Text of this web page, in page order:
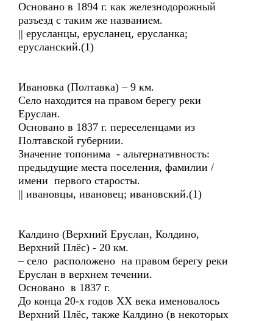
Основано в 1894 г. как железнодорожный
разъезд с таким же названием.
|| ерусланцы, ерусланец, ерусланка;
ерусланский.(1)
Ивановка (Полтавка) – 9 км.
Село находится на правом берегу реки
Еруслан.
Основано в 1837 г. переселенцами из
Полтавской губернии.
Значение топонима - альтернативность:
предыдущие места поселения, фамилии /
имени первого старосты.
|| ивановцы, ивановец; ивановский.(1)
Калдино (Верхний Еруслан, Колдино,
Верхний Плёс) - 20 км.
– село расположено на правом берегу реки
Еруслан в верхнем течении.
Основано в 1837 г.
До конца 20-х годов ХХ века именовалось
Верхний Плёс, также Калдино (в некоторых